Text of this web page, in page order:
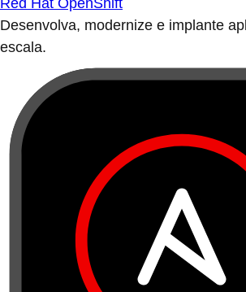
Red Hat OpenShift
Desenvolva, modernize e implante
escala.